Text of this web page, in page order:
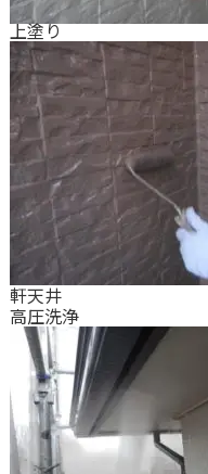
上塗り
軒天井
高圧洗浄